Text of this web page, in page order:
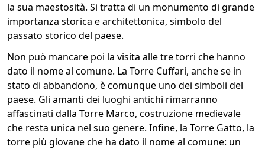
la sua maestosità. Si tratta di un monumento di grande
importanza storica e architettonica, simbolo del
passato storico del paese.
Non può mancare poi la visita alle tre torri che hanno
dato il nome al comune. La Torre Cuffari, anche se in
stato di abbandono, è comunque uno dei simboli del
paese. Gli amanti dei luoghi antichi rimarranno
affascinati dalla Torre Marco, costruzione medievale
che resta unica nel suo genere. Infine, la Torre Gatto, la
torre più giovane che ha dato il nome al comune: un